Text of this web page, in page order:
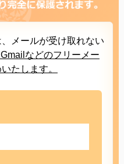
メールが受け取れない
などのフリーメー
たします。